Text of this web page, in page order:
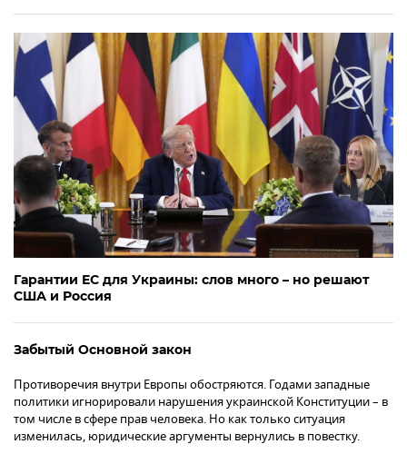
Гарантии ЕС для Украины: слов много – но решают
США и Россия
Забытый Основной закон
Противоречия внутри Европы обостряются. Годами западные
политики игнорировали нарушения украинской Конституции – в
том числе в сфере прав человека. Но как только ситуация
изменилась, юридические аргументы вернулись в повестку.